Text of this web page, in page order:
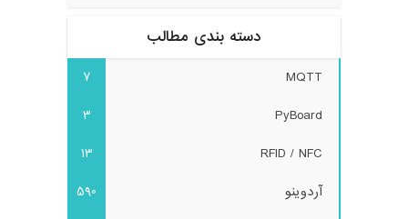
دسته بندی مطالب
MQTT
7
PyBoard
3
RFID / NFC
13
آردوینو
590